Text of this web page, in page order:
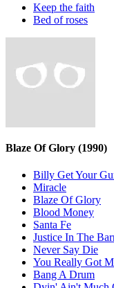
Keep the faith
Bed of roses
Blaze Of Glory (1990)
Billy Get Your
Miracle
Blaze Of Glory
Blood Money
Santa Fe
Justice In The
Never Say Die
You Really Got
Bang A Drum